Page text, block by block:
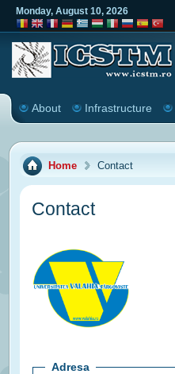
Monday, August 10, 2026
About Infrastructure
Home Contact
Contact
Adresa